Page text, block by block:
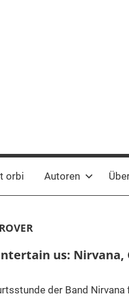
orbi Autoren
us: Nirvana,
der Band